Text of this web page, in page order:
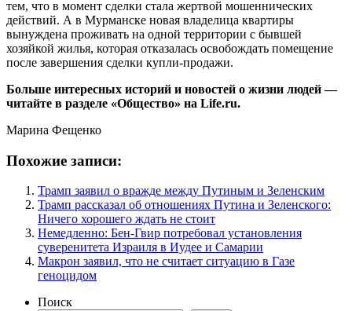
тем, что в момент сделки стала жертвой мошеннических
действий. А в Мурманске новая владелица квартиры
вынуждена проживать на одной территории с бывшей
хозяйкой жилья, которая отказалась освобождать помещение
после завершения сделки купли-продажи.
Больше интересных историй и новостей о жизни людей —
читайте в разделе «Общество» на Life.ru.
Марина Фещенко
Похожие записи:
Трамп заявил о вражде между Путиным и Зеленским
Трамп рассказал об отношениях Путина и Зеленского:
Ничего хорошего ждать не стоит
Немедленно: Бен-Гвир потребовал установления
суверенитета Израиля в Иудее и Самарии
Макрон заявил, что не считает ситуацию в Газе
геноцидом
Поиск